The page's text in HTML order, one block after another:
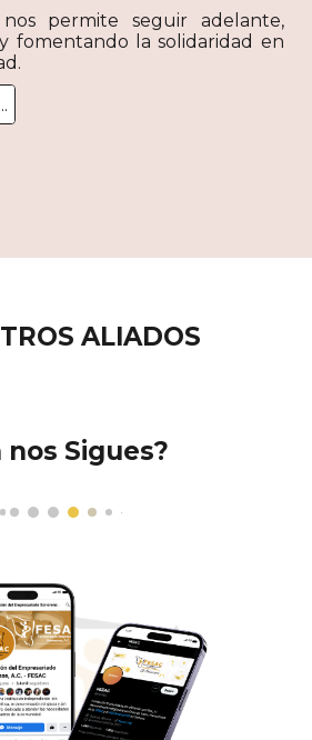
permite seguir adelante,
fomentando la solidaridad en
ALIADOS
nos Sigues?